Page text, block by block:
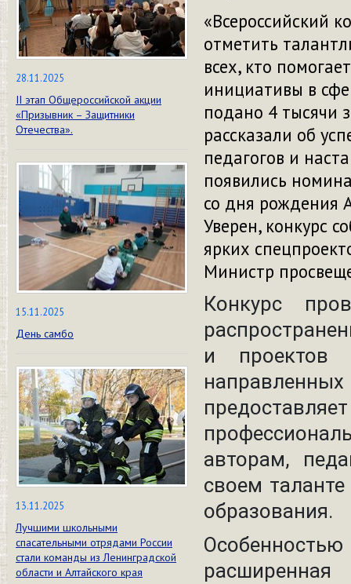
28.11.2025
II этап Общероссийской акции
«Призывник – Защитники
Отечества».
15.11.2025
День самбо
13.11.2025
Лучшими школьными
спасательными отрядами России
стали команды из Ленинградской
области и Алтайского края
«Всероссийский
отметить
всех, кто
инициативы в
подано 4 тысячи
рассказали об
педагогов и
появились
со дня рождения
Уверен, конкурс
ярких
Министр
Конкурс
и проектов
авторам,
своем
образования.